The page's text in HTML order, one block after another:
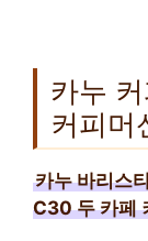
카누
커피머
카누 바리스
C30 두 카페